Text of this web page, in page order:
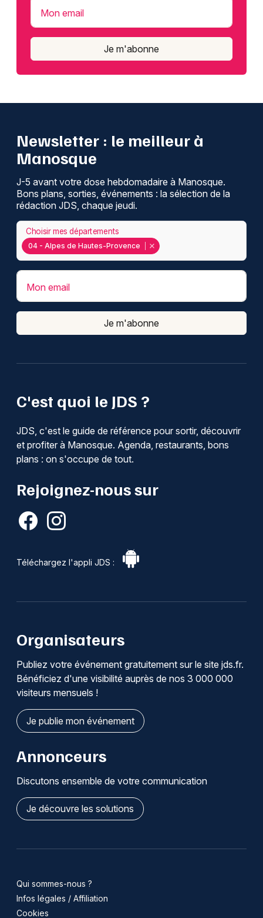
Mon email
Je m'abonne
C'est quoi le JDS ?
JDS, c'est le guide de référence pour sortir, découvrir
et profiter à Manosque. Agenda, restaurants, bons
plans : on s'occupe de tout.
Rejoignez-nous sur
Téléchargez l'appli JDS :
Newsletter : le meilleur à
Manosque
J-5 avant votre dose hebdomadaire à Manosque.
Bons plans, sorties, événements : la sélection de la
rédaction JDS, chaque jeudi.
04 - Alpes de Hautes-Provence
Choisir mes départements
Mon email
Je m'abonne
Organisateurs
Publiez votre événement gratuitement sur le site jds.fr.
Bénéficiez d'une visibilité auprès de nos 3 000 000
visiteurs mensuels !
Je publie mon événement
Annonceurs
Discutons ensemble de votre communication
Je découvre les solutions
Qui sommes-nous ?
Infos légales / Affiliation
Cookies